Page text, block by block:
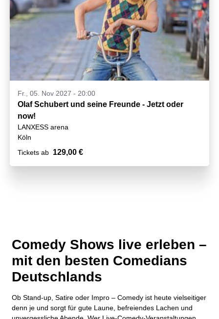
Fr., 05. Nov 2027 - 20:00
Olaf Schubert und seine Freunde - Jetzt oder
now!
LANXESS arena
Köln
Tickets ab 129,00 €
Comedy Shows live erleben –
mit den besten Comedians
Deutschlands
Ob Stand-up, Satire oder Impro – Comedy ist heute vielseitiger
denn je und sorgt für gute Laune, befreiendes Lachen und